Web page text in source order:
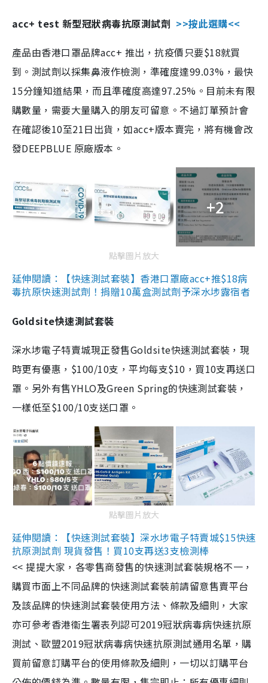
acc+ test 新型冠狀病毒抗原測試劑 >>按此選購<<
產品由香港口罩品牌acc+ 推出，抗疫價只要$18就買
到。測試劑以採集鼻液作檢測，準確度達99.03%，最快
15分鐘知道結果，而且準確度高達97.25%。目前未有限
購數量，需要大量購入的朋友可留意。不過訂單預計會
在確認後10至21日出貨，如acc+版本賣完，將有機會改
發DEEPBLUE 原廠版本。
+2
點擊圖片放大
延伸閱讀：【快速測試套裝】香港口罩廠acc+推$18病
毒抗原快速測試劑！捐贈10萬盒測試劑予深水埗露宿者
Goldsite快速測試套裝
深水埗電子特賣城現正發售Goldsite快速測試套裝，現
時更有優惠，$100/10支，平均每支$10，買10支再送口
罩。另外有售YHLO及Green Spring的快速測試套裝，
一樣低至$100/10支送口罩。
點擊圖片放大
延伸閱讀：【快速測試套裝】深水埗電子特賣城$15快速
抗原測試劑 現貨發售！買10支再送3支檢測棒
<< 提提大家，各零售商發售的快速測試套裝規格不一，
購買市面上不同品牌的快速測試套裝前請留意售賣平台
及該品牌的快速測試套裝使用方法、條款及細則，大家
亦可參考香港衞生署表列認可2019冠狀病毒病快速抗原
測試、歐盟2019冠狀病毒病快速抗原測試通用名單，購
買前留意訂購平台的使用條款及細則，一切以訂購平台